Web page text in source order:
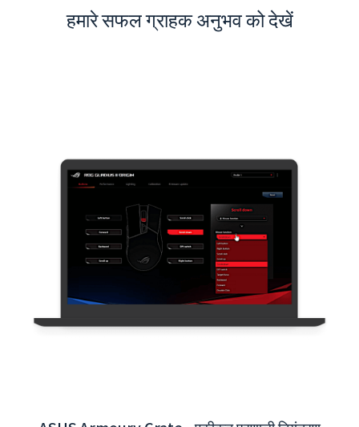
हमारे सफल ग्राहक अनुभव को देखें
ताओयुआन अंतरराष्ट्रीय हवाई अड्डा इंटरएक्टिव ऐप - बैकएंड
सिस्टम इंटीग्रेशन